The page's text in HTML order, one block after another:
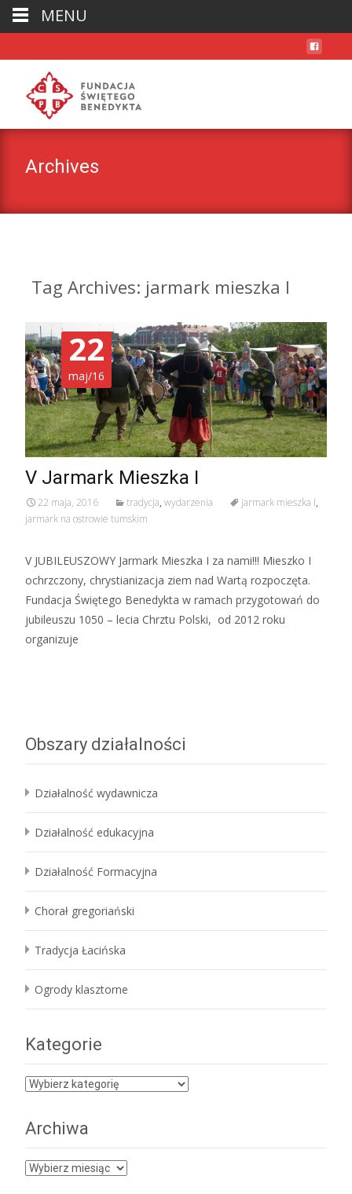
Archives
Tag Archives: jarmark mieszka I
22
maj/16
V Jarmark Mieszka I
22 maja, 2016 tradycja, wydarzenia jarmark mieszka I,
jarmark na ostrowie tumskim
V JUBILEUSZOWY Jarmark Mieszka I za nami!!! Mieszko I
ochrzczony, chrystianizacja ziem nad Wartą rozpoczęta.
Fundacja Świętego Benedykta w ramach przygotowań do
jubileuszu 1050 – lecia Chrztu Polski, od 2012 roku
organizuje
Obszary działalności
Działalność wydawnicza
Działalność edukacyjna
Działalność Formacyjna
Chorał gregoriański
Tradycja Łacińska
Ogrody klasztorne
Kategorie
Kategorie
Archiwa
Archiwa
MENU